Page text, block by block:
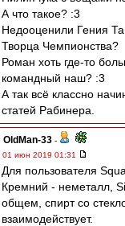
А что такое? :3
Недооценили Гения
Творца Чемпионства?
Роман хоть где-то
командный наш? :3
А так всё классно
статей Рабинера.
OldMan-33 -
01 июн 2019 01:31
Для пользователя
Кремний - неметалл,
общем, спирт со
взаимодействует.